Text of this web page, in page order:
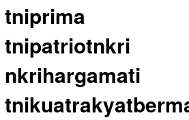
tniprima
tnipatriotnkri
nkrihargamati